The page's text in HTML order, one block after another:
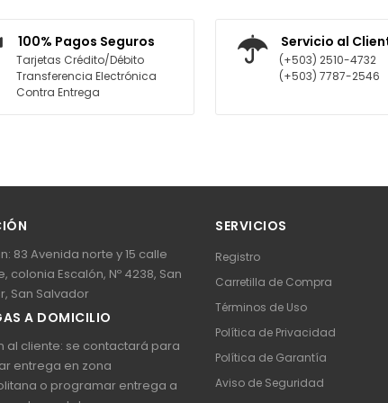
100% Pagos Seguros
Tarjetas Crédito/Débito
Transferencia Electrónica
Contra Entrega
Servicio al
(+503) 2510-4732
(+503) 7787-2546
83 Avenida norte y 15 calle
colonia Escalón, Nº 4238, San
San Salvador
A DOMICILIO
al cliente: se contactará para
entrega en zona
o programar entrega a
SERVICIOS
Registro
Carretilla de Compra
Términos de Uso
Política de Privacidad
Política de Garantía
Aviso de Seguridad